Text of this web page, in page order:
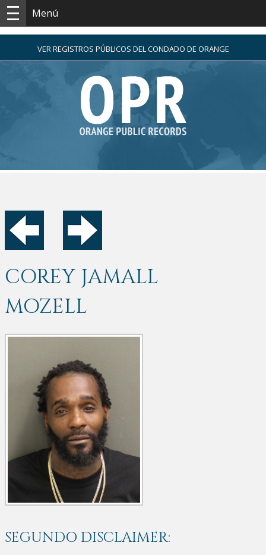
Menú
VER REGISTROS PÚBLICOS DEL CONDADO DE ORANGE
COREY JAMALL
MOZELL
SEGUNDO DISCLAIMER: